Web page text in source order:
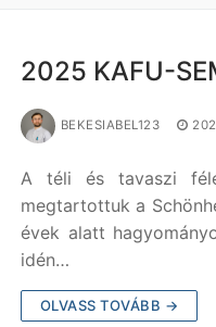
2025 KAFU-
BEKESIABEL123
A téli és tavaszi
megtartottuk a
évek alatt
idén…
OLVASS TOVÁBB →